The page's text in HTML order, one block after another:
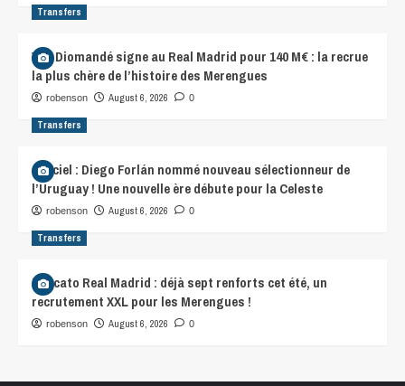
Transfers
Yan Diomandé signe au Real Madrid pour 140 M€ : la recrue
la plus chère de l’histoire des Merengues
robenson August 6, 2026 0
Transfers
Officiel : Diego Forlán nommé nouveau sélectionneur de
l’Uruguay ! Une nouvelle ère débute pour la Celeste
robenson August 6, 2026 0
Transfers
Mercato Real Madrid : déjà sept renforts cet été, un
recrutement XXL pour les Merengues !
robenson August 6, 2026 0